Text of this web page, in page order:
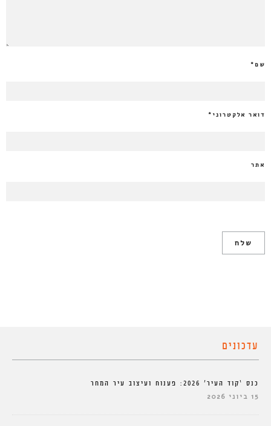
שם*
דואר אלקטרוני *
אתר
עדכונים
כנס ‘קוד העיר’ 2026: פענוח ועיצוב עיר המחר
15 ביוני 2026